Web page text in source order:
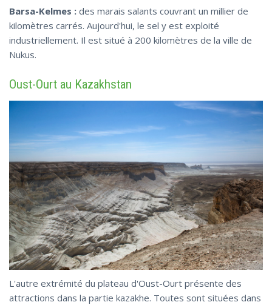
Barsa-Kelmes : des marais salants couvrant un millier de
kilomètres carrés. Aujourd'hui, le sel y est exploité
industriellement. Il est situé à 200 kilomètres de la ville de
Nukus.
Oust-Ourt au Kazakhstan
L'autre extrémité du plateau d'Oust-Ourt présente des
attractions dans la partie kazakhe. Toutes sont situées dans